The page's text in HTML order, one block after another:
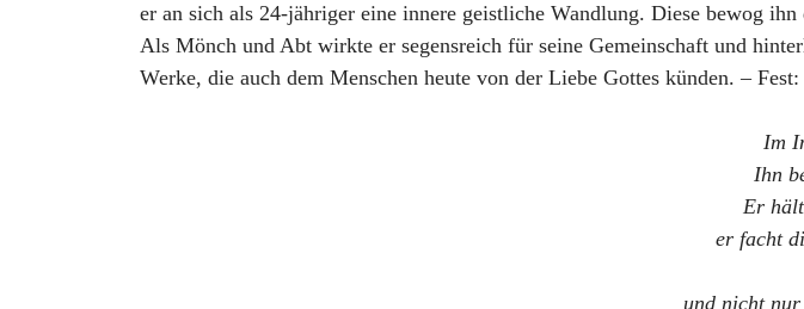
er an sich als 24-jähriger eine innere geistliche Wandlung. Diese bewog
Als Mönch und Abt wirkte er segensreich für seine Gemeinschaft und
Werke, die auch dem Menschen heute von der Liebe Gottes künden. – Fest:
Im
Ihn
Er
er facht
und nicht nur